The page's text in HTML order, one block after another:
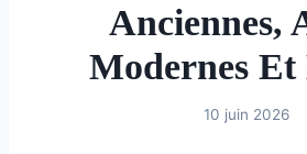
Anciennes,
Modernes Et
10 juin 2026